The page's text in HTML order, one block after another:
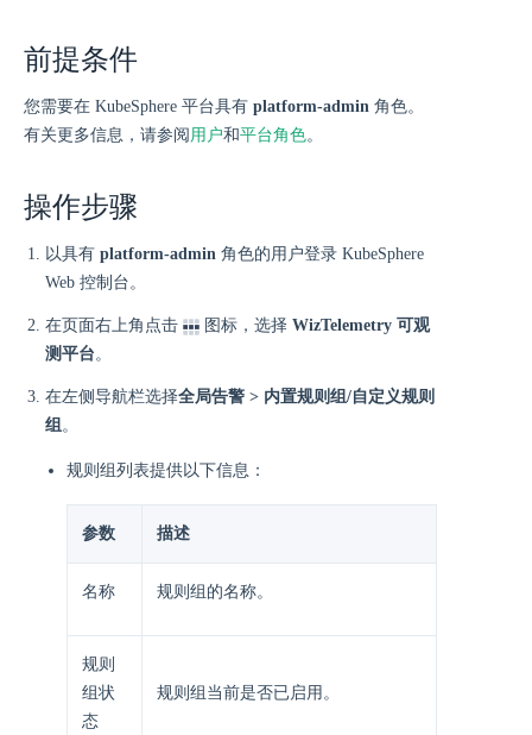
前提条件
您需要在 KubeSphere 平台具有 platform-admin 角色。
有关更多信息，请参阅 用户和平台角色。
操作步骤
以具有 platform-admin 角色的用户登录 KubeSphere
Web 控制台。
在页面右上角点击 图标，选择 WizTelemetry 可观
测平台。
在左侧导航栏选择全局告警 > 内置规则组/自定义规则
组。
规则组列表提供以下信息：
参数 描述
名称 规则组的名称。
规则
组状
态
规则组当前是否已启用。